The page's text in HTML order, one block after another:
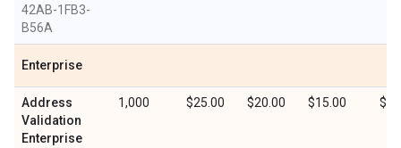
42AB-1FB3-
B56A
Enterprise
Address
Validation
Enterprise
1,000 $25.00 $20.00 $15.00